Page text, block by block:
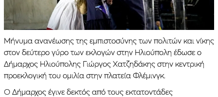
Μήνυμα ανανέωσης της εμπιστοσύνης των πολιτών και νίκης
στον δεύτερο γύρο των εκλογών στην Ηλιούπολη έδωσε ο
Δήμαρχος Ηλιούπολης Γιώργος Χατζηδάκης στην κεντρική
προεκλογική του ομιλία στην πλατεία Φλέμινγκ.
Ο Δήμαρχος έγινε δεκτός από τους εκτατοντάδες